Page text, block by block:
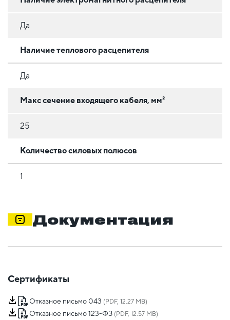
Да
Наличие теплового расцепителя
Да
Макс сечение входящего кабеля, мм²
25
Количество силовых полюсов
1
Документация
Сертификаты
Отказное письмо 043 (PDF, 12.27 MB)
Отказное письмо 123-ФЗ (PDF, 12.57 MB)